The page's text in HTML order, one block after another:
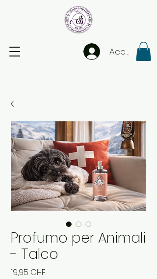
Accedi
Profumo per Animali
- Talco
19,95 CHF